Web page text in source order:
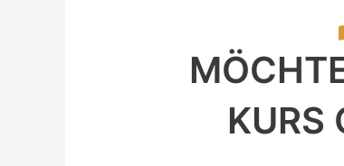
KURS